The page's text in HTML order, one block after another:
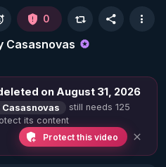
Casasnovas
0
on August 31, 2026
still needs 125
its content
Protect this video